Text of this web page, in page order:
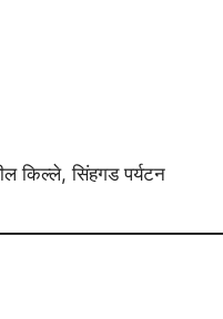
किल्ले, सिंहगड पर्यटन